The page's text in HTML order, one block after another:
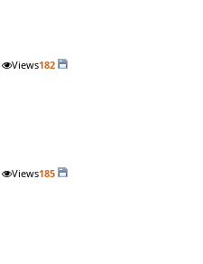
Views182
Views185